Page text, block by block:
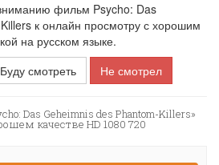
фильм Psycho: Das
к онлайн просмотру с хорошим
на русском языке.
Буду смотреть Не смотрел
Das Geheimnis des Phantom-Killers»
качестве HD 1080 720